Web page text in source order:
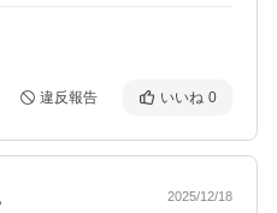
違反報告 いいね 0
2025/12/18